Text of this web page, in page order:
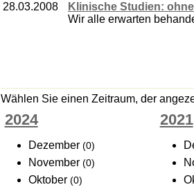
28.03.2008
Klinische Studien:
Wir alle erwarten
Wählen Sie einen Zeitraum, der
2024
Dezember (0)
November (0)
Oktober (0)
2021